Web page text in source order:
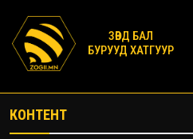
ЗӨВД БАЛ
БУРУУД ХАТГУУР
КОНТЕНТ